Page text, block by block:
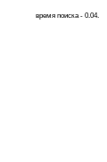
время поиска - 0.04.